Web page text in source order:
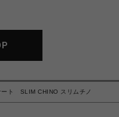
ート SLIM CHINO スリムチノ